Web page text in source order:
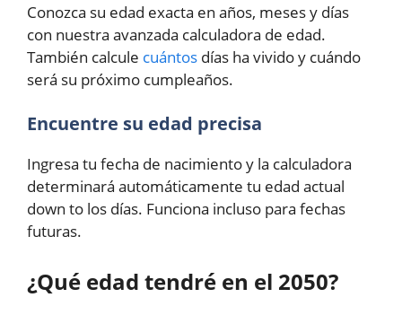
Conozca su edad exacta en años, meses y días
con nuestra avanzada calculadora de edad.
También calcule cuántos días ha vivido y cuándo
será su próximo cumpleaños.
Encuentre su edad precisa
Ingresa tu fecha de nacimiento y la calculadora
determinará automáticamente tu edad actual
down to los días. Funciona incluso para fechas
futuras.
¿Qué edad tendré en el 2050?